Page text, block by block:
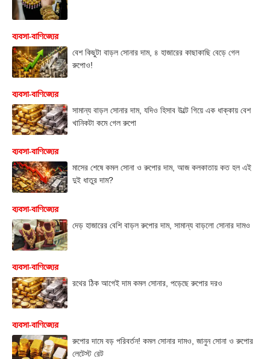
ব্যবসা-বাণিজ্যের
বেশ কিছুটা বাড়ল সোনার দাম, ৪ হাজারের কাছাকাছি বেড়ে গেল
রুপোও!
ব্যবসা-বাণিজ্যের
সামান্য বাড়ল সোনার দাম, যদিও হিসাব উল্টে গিয়ে এক ধাক্কায় বেশ
খানিকটা কমে গেল রুপো
ব্যবসা-বাণিজ্যের
মাসের শেষে কমল সোনা ও রুপোর দাম, আজ কলকাতায় কত হল এই
দুই ধাতুর দাম?
ব্যবসা-বাণিজ্যের
দেড় হাজারের বেশি বাড়ল রুপোর দাম, সামান্য বাড়লো সোনার দামও
ব্যবসা-বাণিজ্যের
রথের ঠিক আগেই দাম কমল সোনার, পড়েছে রুপোর দরও
ব্যবসা-বাণিজ্যের
রুপোর দামে বড় পরিবর্তন! কমল সোনার দামও, জানুন সোনা ও রুপোর
লেটেস্ট রেট